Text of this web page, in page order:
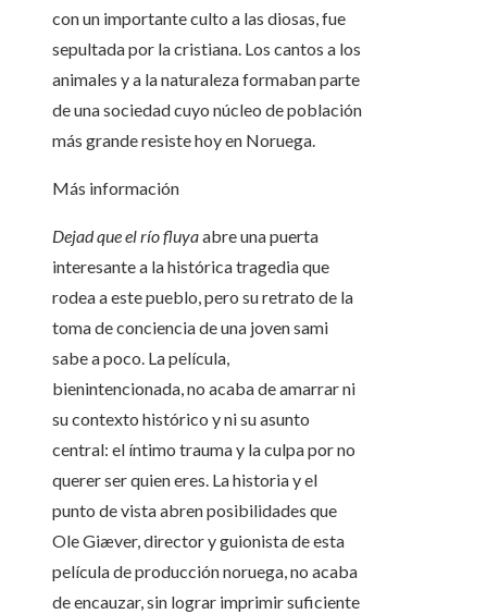
con un importante culto a las diosas, fue
sepultada por la cristiana. Los cantos a los
animales y a la naturaleza formaban parte
de una sociedad cuyo núcleo de población
más grande resiste hoy en Noruega.
Más información
Dejad que el río fluyaabre una puerta
interesante a la histórica tragedia que
rodea a este pueblo, pero su retrato de la
toma de conciencia de una joven sami
sabe a poco. La película,
bienintencionada, no acaba de amarrar ni
su contexto histórico y ni su asunto
central: el íntimo trauma y la culpa por no
querer ser quien eres. La historia y el
punto de vista abren posibilidades que
Ole Giæver, director y guionista de esta
película de producción noruega, no acaba
de encauzar, sin lograr imprimir suficiente